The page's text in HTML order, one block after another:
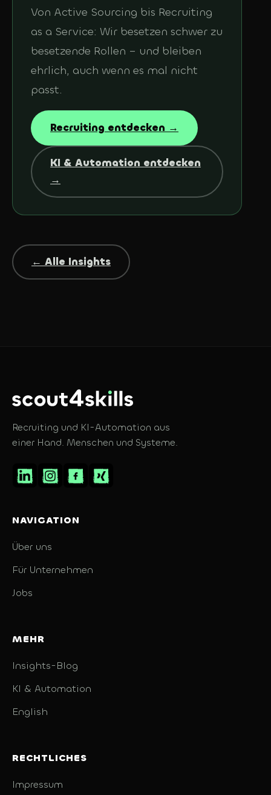
Von Active Sourcing bis Recruiting
as a Service: Wir besetzen schwer zu
besetzende Rollen – und bleiben
ehrlich, auch wenn es mal nicht
passt.
Recruiting entdecken →
KI & Automation entdecken
→
← Alle Insights
Recruiting und KI-Automation aus
einer Hand. Menschen und Systeme.
NAVIGATION
Über uns
Für Unternehmen
Jobs
MEHR
Insights-Blog
KI & Automation
English
RECHTLICHES
Impressum